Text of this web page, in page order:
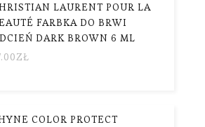
LAURENT POUR LA
FARBKA DO BRWI
DARK BROWN 6 ML
ZŁ
COLOR PROTECT